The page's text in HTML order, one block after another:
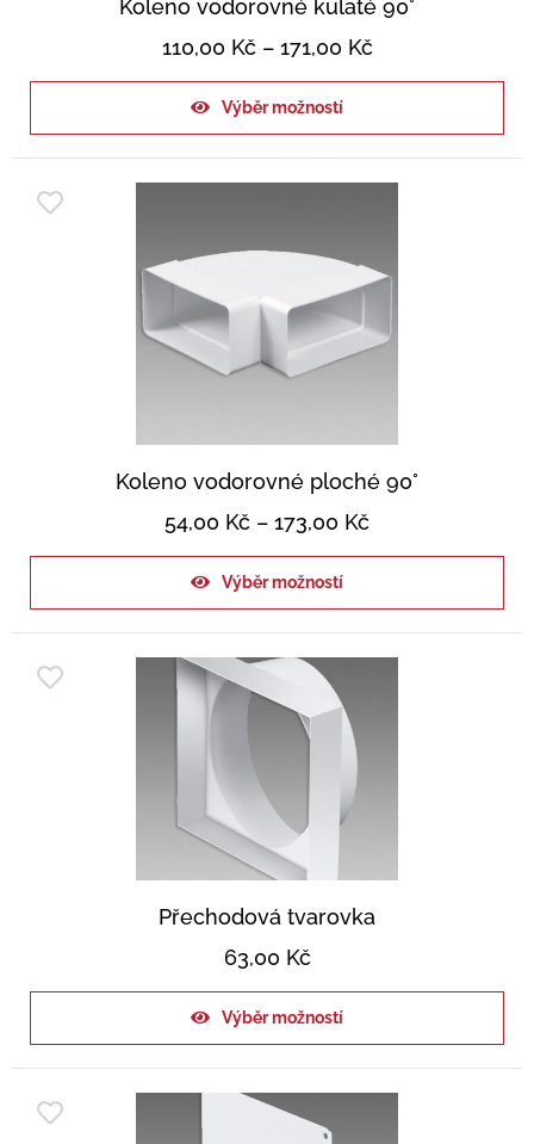
Koleno vodorovné kulaté 90°
110,00 Kč– 171,00 Kč
Výběr možností
Koleno vodorovné ploché 90°
54,00 Kč – 173,00 Kč
Výběr možností
Přechodová tvarovka
63,00 Kč
Výběr možností